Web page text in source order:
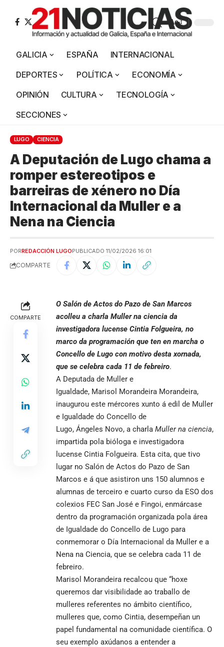
Aa
GALICIA ESPAÑA
INTERNACIONAL
DEPORTES
POLÍTICA
ECONOMÍA
OPINIÓN
CULTURA
TECNOLOGÍA
SECCIONES
LUGO CIENCIA
A Deputación de Lugo chama a
romper estereotipos e
barreiras de xénero no Día
Internacional da Muller e a
Nena na Ciencia
PORREDACCIÓN LUGOPUBLICADO 11/02/2026 16:01
COMPARTE
COMPARTE
O Salón de Actos do Pazo de San Marcos
acolleu a charla Muller na ciencia da
investigadora lucense Cintia Folgueira, no
marco da programación que ten en marcha o
Concello de Lugo con motivo desta xornada,
que se celebra cada 11 de febreiro.
A Deputada de Muller e
Igualdade, Marisol Morandeira Morandeira,
inaugurou este mércores xunto á edil de Muller
e Igualdade do Concello de
Lugo, Ángeles Novo, a charla Muller na ciencia,
impartida pola bióloga e investigadora
lucense Cintia Folgueira. Esta cita, que tivo
lugar no Salón de Actos do Pazo de San
Marcos e á que asistiron uns 150 alumnos e
alumnas de terceiro e cuarto curso da ESO dos
colexios FEC San José e Fingoi, enmárcase
dentro da programación organizada pola área
de Igualdade do Concello de Lugo para
conmemorar o Día Internacional da Muller e a
Nena na Ciencia, que se celebra cada 11 de
febreiro.
Marisol Morandeira recalcou que “hoxe
queremos dar visibilidade ao traballo de
mulleres referentes no ámbito científico,
mulleres que, como Cintia, desempeñan un
papel fundamental na comunidade científica. O
seu exemplo axúdanos a entender a